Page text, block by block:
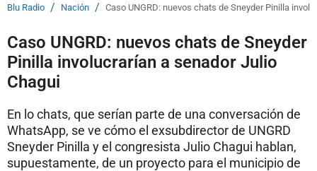
Blu Radio / Nación / Caso UNGRD: nuevos chats de Sneyder Pinilla
Caso UNGRD: nuevos chats de Sneyder
Pinilla involucrarían a senador Julio
Chagui
En lo chats, que serían parte de una conversación de
WhatsApp, se ve cómo el exsubdirector de UNGRD
Sneyder Pinilla y el congresista Julio Chagui hablan,
supuestamente, de un proyecto para el municipio de